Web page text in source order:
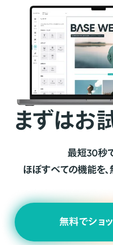
まずはお
最短30秒
ほぼすべての機能を、
無料でショ